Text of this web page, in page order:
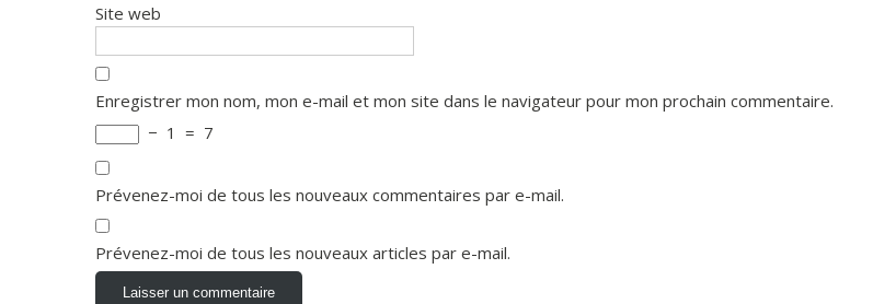
Site web
Enregistrer mon nom, mon e-mail et mon site dans le navigateur pour mon prochain commentaire.
− 1 = 7
Prévenez-moi de tous les nouveaux commentaires par e-mail.
Prévenez-moi de tous les nouveaux articles par e-mail.